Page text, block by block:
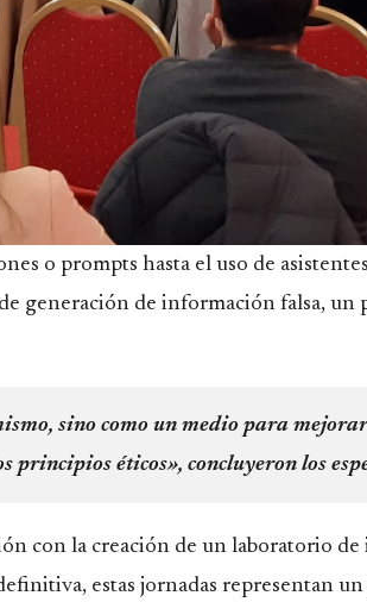
o prompts hasta el uso de
generación de información falsa,
sino como un medio para
éticos», concluyeron los
con la creación de un laboratorio
estas jornadas representan